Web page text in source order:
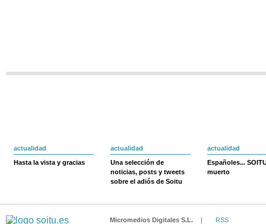
actualidad
Hasta la vista y gracias
actualidad
Una selección de
noticias, posts y tweets
sobre el adiós de Soitu
actualidad
Españoles...
muerto
Micromedios Digitales S.L. |
RSS